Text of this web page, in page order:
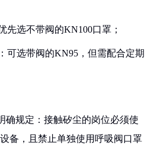
先选不带阀的KN100口罩；
可选带阀的KN95，但需配合定期
确规定：接触矽尘的岗位必须使
备，且禁止单独使用呼吸阀口罩